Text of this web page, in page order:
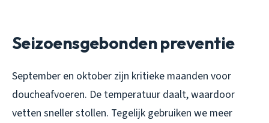
Seizoensgebonden preventie
September en oktober zijn kritieke maanden voor
doucheafvoeren. De temperatuur daalt, waardoor
vetten sneller stollen. Tegelijk gebruiken we meer